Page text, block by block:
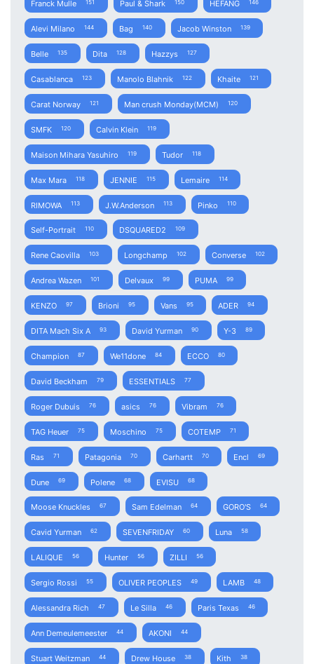
Franck Mulle 151 Paul & Shark 150 HEFANG 146
Alevi Milano 144 Bag 140 Jacob Winston 139
Belle 135 Dita 128 Hazzys 127
Casablanca 123 Manolo Blahnik 122 Khaite 121
Carat Norway 121 Man crush Monday(MCM) 120
SMFK 120 Calvin Klein 119
Maison Mihara Yasuhiro 119 Tudor 118
Max Mara 118 JENNIE 115 Lemaire 114
RIMOWA 113 J.W.Anderson 113 Pinko 110
Self-Portrait 110 DSQUARED2 109
Rene Caovilla 103 Longchamp 102 Converse 102
Andrea Wazen 101 Delvaux 99 PUMA 99
KENZO 97 Brioni 95 Vans 95 ADER 94
DITA Mach Six A 93 David Yurman 90 Y-3 89
Champion 87 We11done 84 ECCO 80
David Beckham 79 ESSENTIALS 77
Roger Dubuis 76 asics 76 Vibram 76
TAG Heuer 75 Moschino 75 COTEMP 71
Ras 71 Patagonia 70 Carhartt 70 Encl 69
Dune 69 Polene 68 EVISU 68
Moose Knuckles 67 Sam Edelman 64 GORO'S 64
Cavid Yurman 62 SEVENFRIDAY 60 Luna 58
LALIQUE 56 Hunter 56 ZILLI 56
Sergio Rossi 55 OLIVER PEOPLES 49 LAMB 48
Alessandra Rich 47 Le Silla 46 Paris Texas 46
Ann Demeulemeester 44 AKONI 44
Stuart Weitzman 44 Drew House 38 Kith 38